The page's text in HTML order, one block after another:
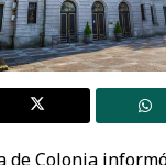
de Colonia